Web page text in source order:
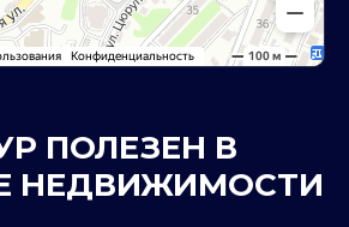
ПОЛЕЗЕН В
НЕДВИЖИМОСТИ